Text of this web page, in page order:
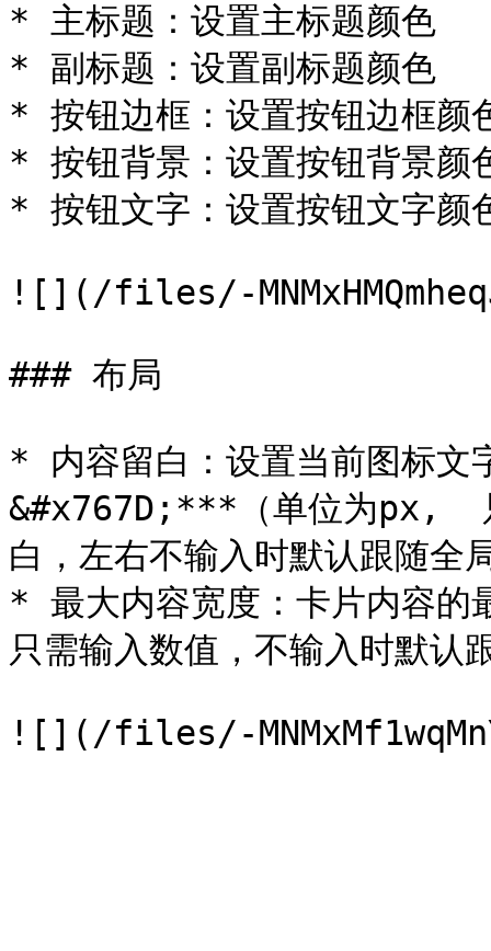
* 主标题：设置主标题颜色
* 副标题：设置副标题颜色
* 按钮边框：设置按钮边框颜
* 按钮背景：设置按钮背景颜
* 按钮文字：设置按钮文字颜
![](/files/-
### 布局
* 内容留白：设置当前图标文
&#x767D;***（单位为px,
白，左右不输入时默认跟随
* 最大内容宽度：卡片内容
只需输入数值，不输入时默